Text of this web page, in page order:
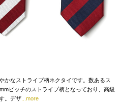
かなストライプ柄ネクタイです。数あるス
ピッチのストライプ柄となっており、高級
。デザ...more